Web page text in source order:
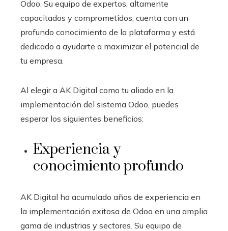
Odoo. Su equipo de expertos, altamente
capacitados y comprometidos, cuenta con un
profundo conocimiento de la plataforma y está
dedicado a ayudarte a maximizar el potencial de
tu empresa.
Al elegir a AK Digital como tu aliado en la
implementación del sistema Odoo, puedes
esperar los siguientes beneficios:
Experiencia y
conocimiento profundo
AK Digital ha acumulado años de experiencia en
la implementación exitosa de Odoo en una amplia
gama de industrias y sectores. Su equipo de